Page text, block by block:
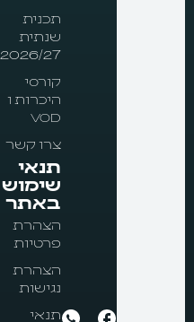
תכנית
שנתית
2026/27
קורסי
היכרות ו
VOD
צרו קשר
תנאי
שימוש
באתר
הצהרת
פרטיות
הצהרת
נגישות
תנאי